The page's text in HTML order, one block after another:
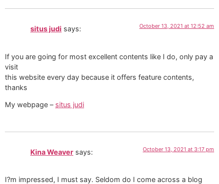
situs judi says: October 13, 2021 at 12:52 am
If you are going for most excellent contents like I do, only pay a
visit
this website every day because it offers feature contents,
thanks
My webpage – situs judi
Kina Weaver says: October 13, 2021 at 3:17 pm
I?m impressed, I must say. Seldom do I come across a blog